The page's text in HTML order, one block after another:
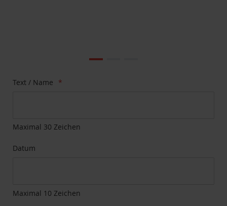
Bildgalerie
Zum
springen
Text / Name
Maximal 30 Zeichen
Datum
Maximal 10 Zeichen